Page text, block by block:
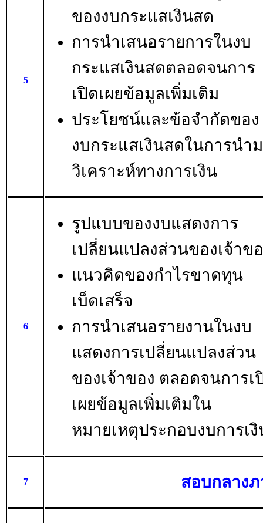
5
ของงบกระแสเงินสด
การนำเสนอรายการในงบ
กระแสเงินสดตลอดจนการ
เปิดเผยข้อมูลเพิ่มเติม
ประโยชน์และข้อจำกัดของ
งบกระแสเงินสดในการนำ
วิเคราะห์ทางการเงิน
6
รูปแบบของงบแสดงการ
เปลี่ยนแปลงส่วนของเจ้าข
แนวคิดของกำไรขาดทุน
เบ็ดเสร็จ
การนำเสนอรายงานในงบ
แสดงการเปลี่ยนแปลงส่วน
ของเจ้าของ ตลอดจนการเ
เผยข้อมูลเพิ่มเติมใน
หมายเหตุประกอบงบการเ
7 สอบกลาง